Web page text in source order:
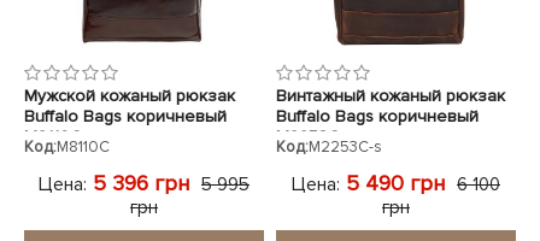
Мужской кожаный рюкзак
Buffalo Bags коричневый
M8110C
Код:M8110C
Цена: 5 396 грн 5 995
грн
Винтажный кожаный рюкзак
Buffalo Bags коричневый
M2253C
Код:M2253C-s
Цена: 5 490 грн 6 100
грн